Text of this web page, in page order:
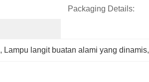
Packaging Details:
, Lampu langit buatan alami yang dinamis,